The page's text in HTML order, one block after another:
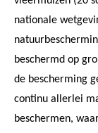
nationale
beschermd op
de bescherming
continu allerlei
beschermen,